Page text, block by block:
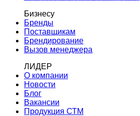
Бизнесу
Бренды
Поставщикам
Брендирование
Вызов менеджера
ЛИДЕР
О компании
Новости
Блог
Вакансии
Продукция СТМ